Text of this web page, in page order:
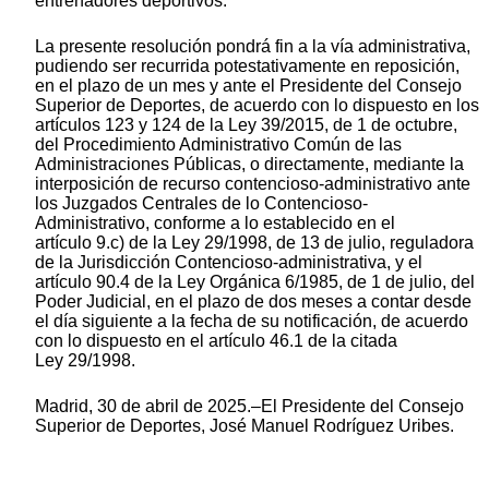
La presente resolución pondrá fin a la vía administrativa,
pudiendo ser recurrida potestativamente en reposición,
en el plazo de un mes y ante el Presidente del Consejo
Superior de Deportes, de acuerdo con lo dispuesto en los
artículos 123 y 124 de la Ley 39/2015, de 1 de octubre,
del Procedimiento Administrativo Común de las
Administraciones Públicas, o directamente, mediante la
interposición de recurso contencioso-administrativo ante
los Juzgados Centrales de lo Contencioso-
Administrativo, conforme a lo establecido en el
artículo 9.c) de la Ley 29/1998, de 13 de julio, reguladora
de la Jurisdicción Contencioso-administrativa, y el
artículo 90.4 de la Ley Orgánica 6/1985, de 1 de julio, del
Poder Judicial, en el plazo de dos meses a contar desde
el día siguiente a la fecha de su notificación, de acuerdo
con lo dispuesto en el artículo 46.1 de la citada
Ley 29/1998.
Madrid, 30 de abril de 2025.–El Presidente del Consejo
Superior de Deportes, José Manuel Rodríguez Uribes.